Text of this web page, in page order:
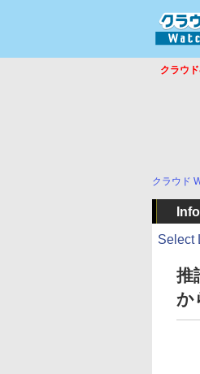
クラウ
クラウド
Select
推
か